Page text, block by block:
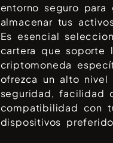
entorno seguro para
almacenar tus
Es esencial
cartera que soporte
criptomoneda
ofrezca un alto nivel
seguridad, facilidad
compatibilidad con
dispositivos